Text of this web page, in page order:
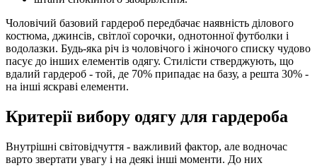
Чоловічий базовий гардероб передбачає наявність ділового
костюма, джинсів, світлої сорочки, однотонної футболки і
водолазки. Будь-яка річ із чоловічого і жіночого списку чудово
пасує до інших елементів одягу. Стилісти стверджують, що
вдалий гардероб - той, де 70% припадає на базу, а решта 30% -
на інші яскраві елементи.
Критерії вибору одягу для гардероба
Внутрішні світовідчуття - важливий фактор, але водночас
варто звертати увагу і на деякі інші моменти. До них